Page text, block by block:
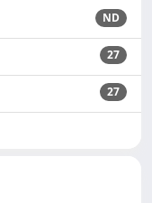
ND
27
27